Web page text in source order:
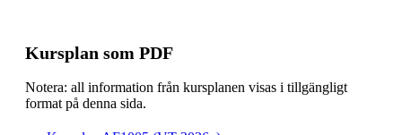
Kursplan som PDF
Notera: all information från kursplanen visas i tillgängligt
format på denna sida.